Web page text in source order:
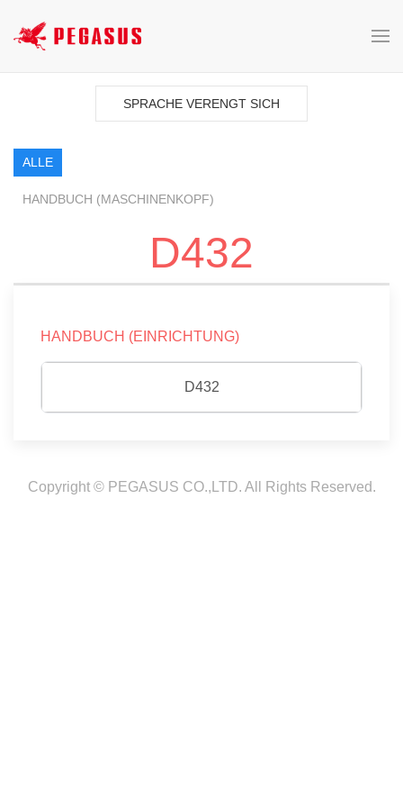
SPRACHE VERENGT SICH
ALLE
HANDBUCH (MASCHINENKOPF)
D432
HANDBUCH (EINRICHTUNG)
D432
Copyright © PEGASUS CO.,LTD. All Rights Reserved.